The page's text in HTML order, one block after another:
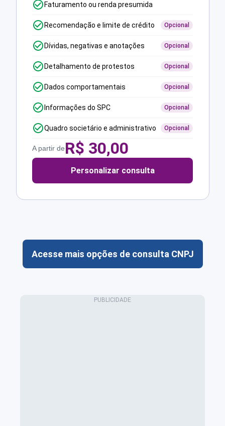
Faturamento ou renda presumida
Recomendação e limite de crédito Opcional
Dívidas, negativas e anotações Opcional
Detalhamento de protestos Opcional
Dados comportamentais Opcional
Informações do SPC Opcional
Quadro societário e administrativo Opcional
A partir deR$ 30,00
Personalizar consulta
Acesse mais opções de consulta CNPJ